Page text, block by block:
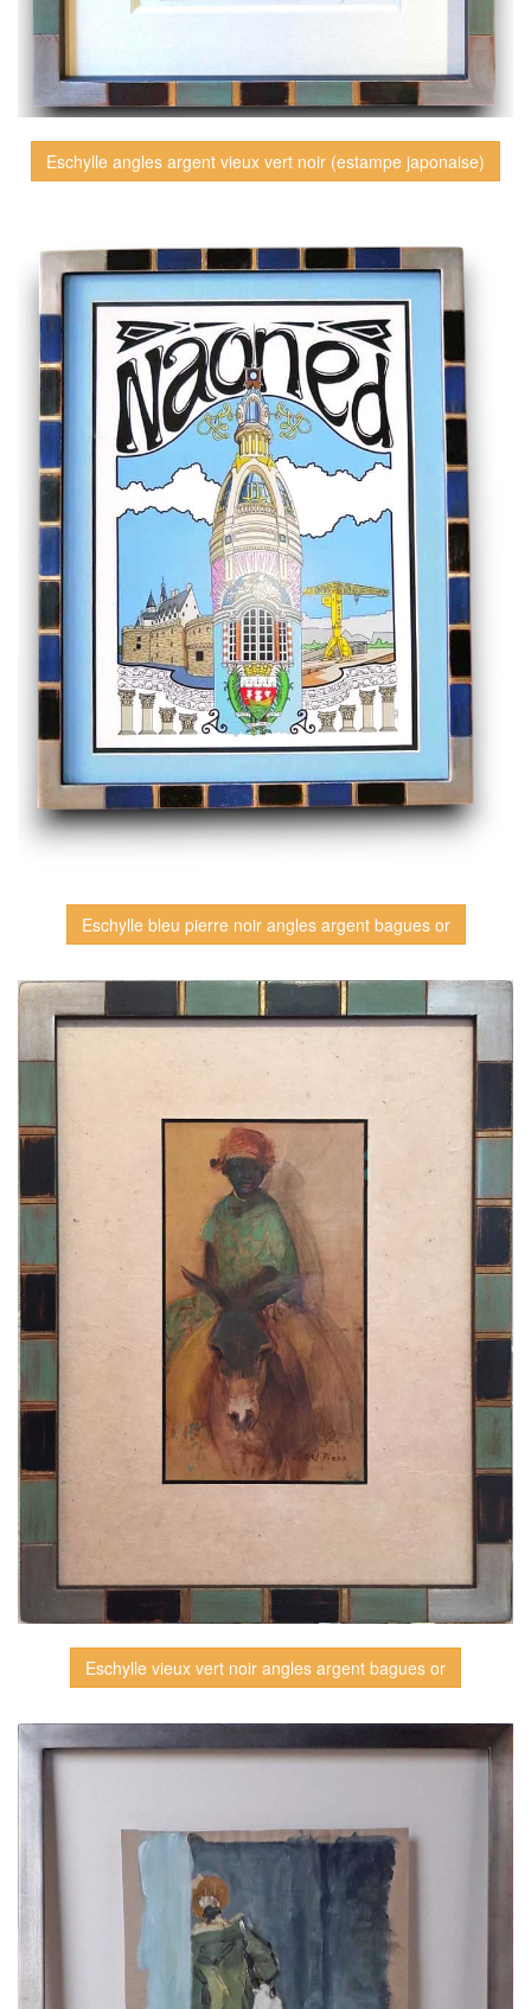
Eschylle angles argent vieux vert noir (estampe japonaise)
Eschylle bleu pierre noir angles argent bagues or
Eschylle vieux vert noir angles argent bagues or